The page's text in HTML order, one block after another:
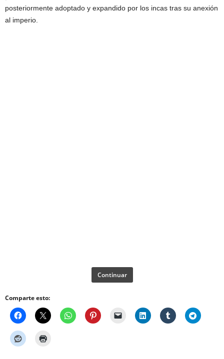
posteriormente adoptado y expandido por los incas tras su anexión
al imperio.
Continuar
Comparte esto: